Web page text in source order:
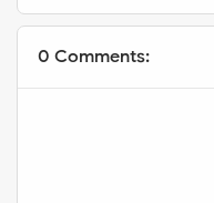
0 Comments: